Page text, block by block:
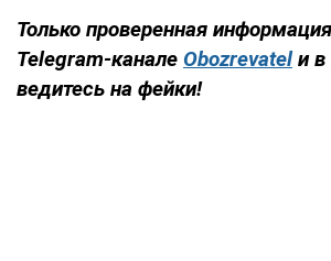
Только проверенная
Telegram-канале Obozrevatel и в
ведитесь на фейки!